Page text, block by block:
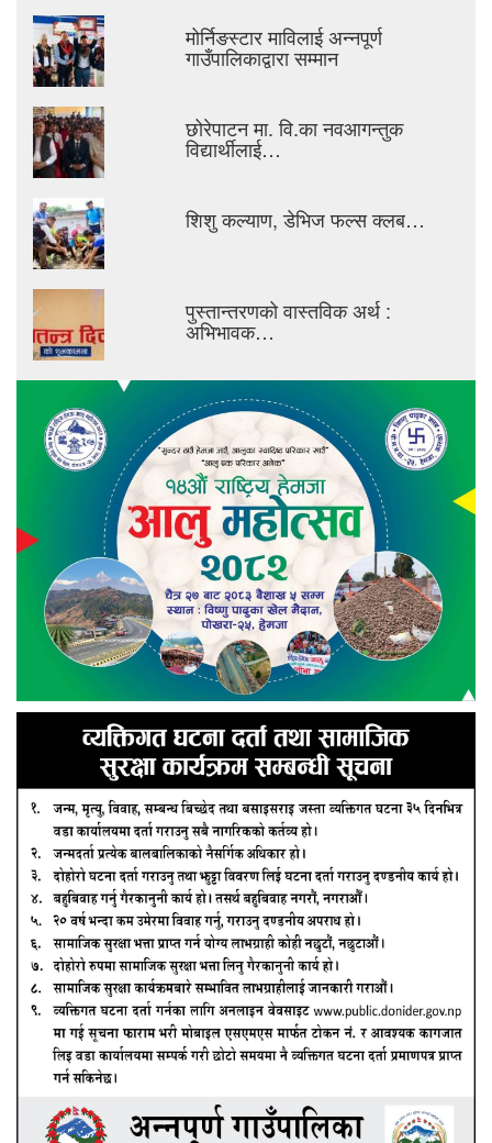
मोर्निङस्टार माविलाई अन्नपूर्ण
गाउँपालिकाद्वारा सम्मान
छोरेपाटन मा. वि.का नवआगन्तुक
विद्यार्थीलाई…
शिशु कल्याण, डेभिज फल्स क्लब…
पुस्तान्तरणको वास्तविक अर्थ :
अभिभावक…